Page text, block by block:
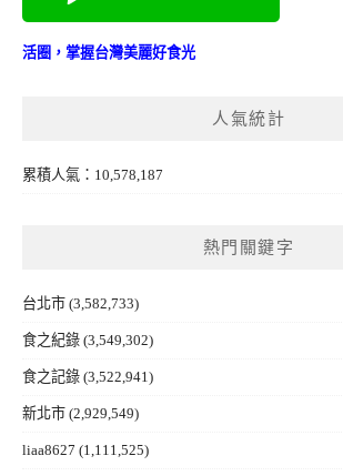
活圈，掌握台灣美麗好食光
人氣統計
累積人氣：10,578,187
熱門關鍵字
台北市 (3,582,733)
食之紀錄 (3,549,302)
食之記錄 (3,522,941)
新北市 (2,929,549)
liaa8627 (1,111,525)